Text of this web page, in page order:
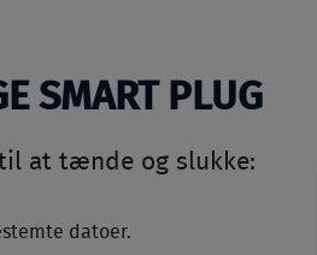
SMART PLUG
at tænde og slukke:
datoer.